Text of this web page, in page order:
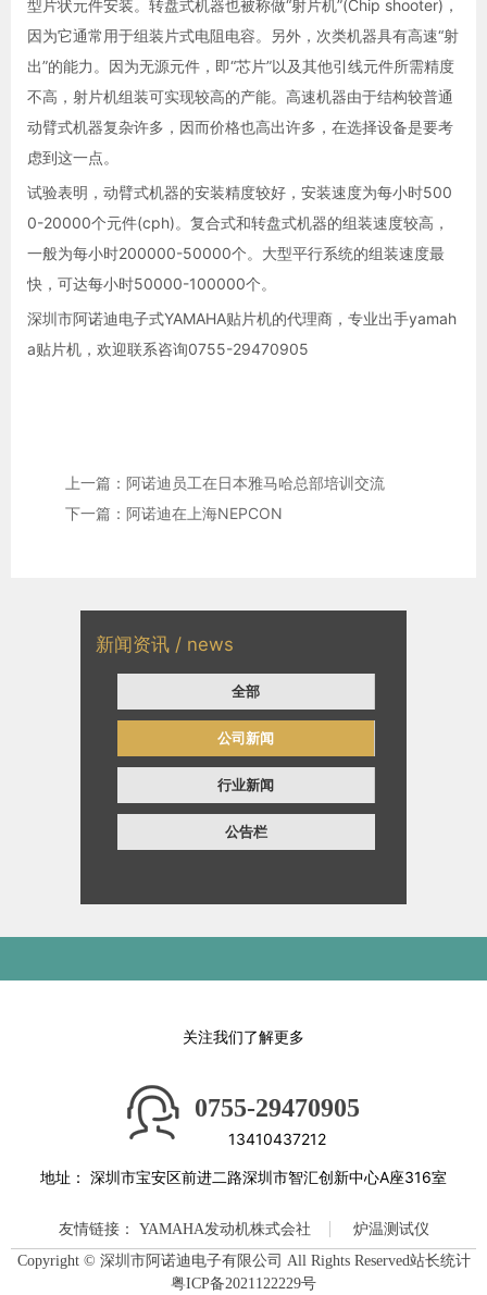
新闻资讯 / news
全部
公司新闻
行业新闻
公告栏
型片状元件安装。转盘式机器也被称做“射片机”(Chip shooter)，
因为它通常用于组装片式电阻电容。另外，次类机器具有高速“射
出”的能力。因为无源元件，即“芯片”以及其他引线元件所需精度
不高，射片机组装可实现较高的产能。高速机器由于结构较普通
动臂式机器复杂许多，因而价格也高出许多，在选择设备是要考
虑到这一点。
试验表明，动臂式机器的安装精度较好，安装速度为每小时500
0-20000个元件(cph)。复合式和转盘式机器的组装速度较高，
一般为每小时200000-50000个。大型平行系统的组装速度最
快，可达每小时50000-100000个。
深圳市阿诺迪电子式YAMAHA贴片机的代理商，专业出手yamah
a贴片机，欢迎联系咨询0755-29470905
上一篇：阿诺迪员工在日本雅马哈总部培训交流
下一篇：阿诺迪在上海NEPCON
关注我们了解更多
0755-29470905
13410437212
地址： 深圳市宝安区前进二路深圳市智汇创新中心A座316室
友情链接： YAMAHA发动机株式会社
炉温测试仪
Copyright © 深圳市阿诺迪电子有限公司 All Rights Reserved站长统计
粤ICP备2021122229号